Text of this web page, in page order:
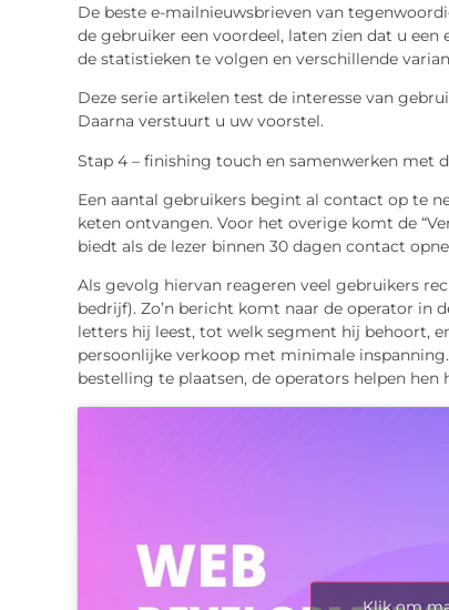
De beste e-mailnieuwsbrieven van
de gebruiker een voordeel, laten zien dat u
de statistieken te volgen en verschillende
Deze serie artikelen test de interesse van
Daarna verstuurt u uw voorstel.
Stap 4 – finishing touch en samenwerken met
Een aantal gebruikers begint al contact op te
keten ontvangen. Voor het overige komt de
biedt als de lezer binnen 30 dagen contact
Als gevolg hiervan reageren veel gebruikers
bedrijf). Zo’n bericht komt naar de operator in
letters hij leest, tot welk segment hij behoort,
persoonlijke verkoop met minimale
bestelling te plaatsen, de operators helpen hen
Klik om